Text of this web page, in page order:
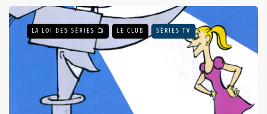
LA LOI DES SÉRIES 📺 LE CLUB SÉRIES TV